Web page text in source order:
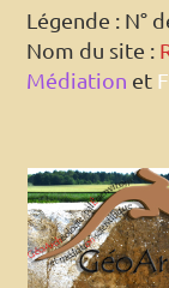
Légende : N°
Nom du site :
Médiation et